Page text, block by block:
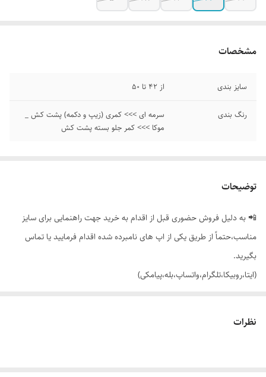
مشخصات
سایز بندی از 42 تا 50
رنگ بندی
سرمه ای >>> کمری (زیپ و دکمه) پشت کش _
موکا >>> کمر جلو بسته پشت کش
توضیحات
📲 به دلیل فروش حضوری قبل از اقدام به خرید جهت راهنمایی برای سایز
مناسب،حتماً از طریق یکی از اپ های نامبرده شده اقدام فرمایید یا تماس
بگیرید.​​​​
(ایتا،روبیکا،تلگرام،واتساپ،بله،پیامکی)
کش
نظرات